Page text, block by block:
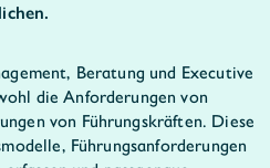
Beratung und Executive
die Anforderungen von
von Führungskräften. Diese
Führungsanforderungen